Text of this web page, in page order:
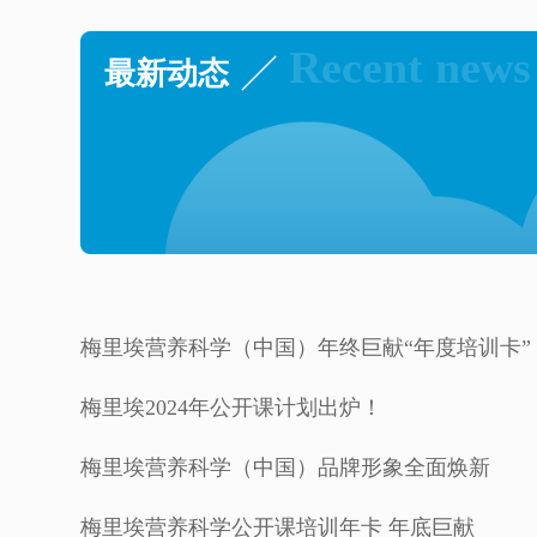
最新动态  Recent news
梅里埃营养科学（中国）年终巨献“年度培训卡”
梅里埃2024年公开课计划出炉！
梅里埃营养科学（中国）品牌形象全面焕新
梅里埃营养科学公开课培训年卡 年底巨献